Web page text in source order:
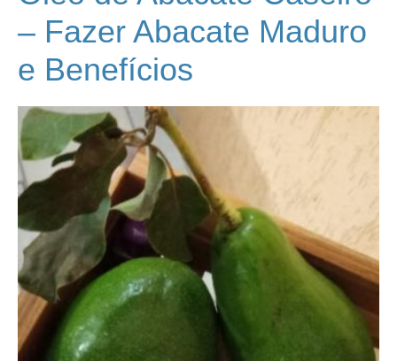
– Fazer Abacate Maduro
e Benefícios